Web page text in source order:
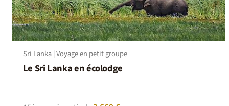
Sri Lanka | Voyage en petit groupe
Le Sri Lanka en écolodge